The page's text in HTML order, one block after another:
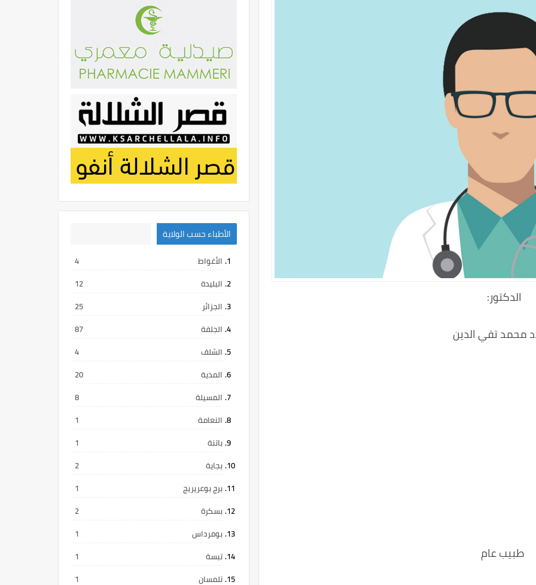
:الدكتور
محمد تقي الدين
طبيب عام
الأطباء حسب الولاية
الأغواط
4
البليدة
12
الجزائر
25
الجلفة
87
الشلف
4
المدية
20
المسيلة
8
النعامة
1
باتنة
1
بجاية
2
برج بوعريريج
1
بسكرة
2
بومرداس
1
تبسة
1
تلمسان
1